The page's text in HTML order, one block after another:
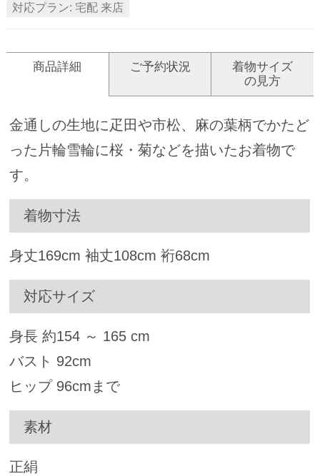
対応プラン: 宅配 来店
商品詳細 ご予約状況
着物サイズ
の見方
金通しの生地に疋田や市松、麻の葉柄でかたど
った片輪雪輪に桜・菊などを描いたお着物で
す。
着物寸法
身丈169cm 袖丈108cm 裄68cm
対応サイズ
身長 約154 ～ 165 cm
バスト 92cm
ヒップ 96cmまで
素材
正絹